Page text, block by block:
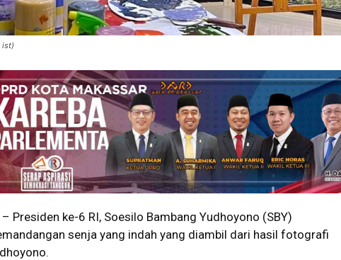
ist)
– Presiden ke-6 RI, Soesilo Bambang Yudhoyono (SBY)
senja yang indah yang diambil dari hasil fotografi